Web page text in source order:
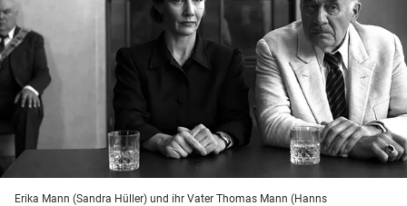
Erika Mann (Sandra Hüller) und ihr Vater Thomas Mann (Hanns